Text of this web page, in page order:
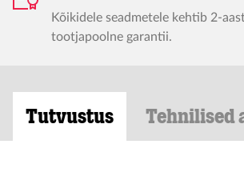
Kõikidele seadmetele kehtib 2-
tootjapoolne garantii.
Tutvustus Tehnilised